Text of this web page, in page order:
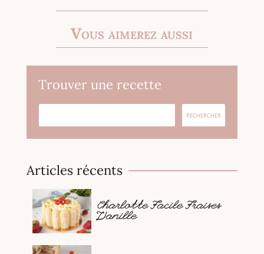
Vous aimerez aussi
Trouver une recette
Articles récents
Charlotte Facile Fraises
Vanille